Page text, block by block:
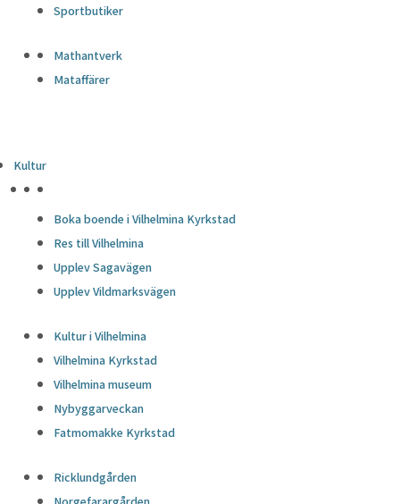
Sportbutiker
Mathantverk
Mataffärer
Kultur
Boka boende i Vilhelmina Kyrkstad
Res till Vilhelmina
Upplev Sagavägen
Upplev Vildmarksvägen
Kultur i Vilhelmina
Vilhelmina Kyrkstad
Vilhelmina museum
Nybyggarveckan
Fatmomakke Kyrkstad
Ricklundgården